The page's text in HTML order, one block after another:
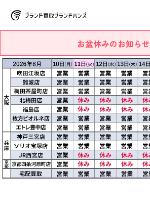
お盆休みのお知らせ